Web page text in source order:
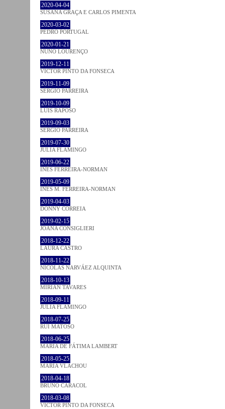
2020-04-04
SUSANA GRAÇA E CARLOS PIMENTA
2020-03-02
PEDRO PORTUGAL
2020-01-21
NUNO LOURENÇO
2019-12-11
VICTOR PINTO DA FONSECA
2019-11-09
SÉRGIO PARREIRA
2019-10-09
LUÍS RAPOSO
2019-09-03
SÉRGIO PARREIRA
2019-07-30
JULIA FLAMINGO
2019-06-22
INÊS FERREIRA-NORMAN
2019-05-09
INÊS M. FERREIRA-NORMAN
2019-04-03
DONNY CORREIA
2019-02-15
JOANA CONSIGLIERI
2018-12-22
LAURA CASTRO
2018-11-22
NICOLÁS NARVÁEZ ALQUINTA
2018-10-13
MIRIAN TAVARES
2018-09-11
JULIA FLAMINGO
2018-07-25
RUI MATOSO
2018-06-25
MARIA DE FÁTIMA LAMBERT
2018-05-25
MARIA VLACHOU
2018-04-18
BRUNO CARACOL
2018-03-08
VICTOR PINTO DA FONSECA